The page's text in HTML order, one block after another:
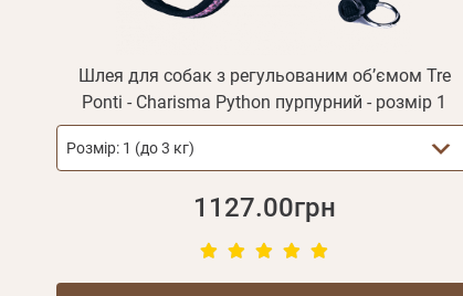
Шлея для собак з регульованим об’ємом Tre
Ponti - Charisma Python пурпурний - розмір 1
Розмір: 1 (до 3 кг)
1127.00грн